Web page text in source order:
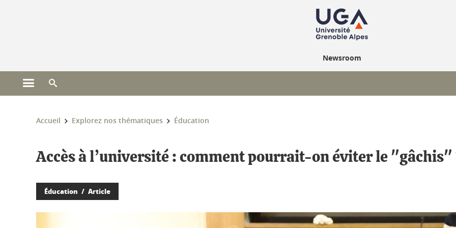
Newsroom
Ouvrir le menu principal
Vous êtes ici :
Accueil Explorez nos thématiques Éducation
Accès à l’université : comment pourrait-on éviter le "gâchis"
Éducation Article